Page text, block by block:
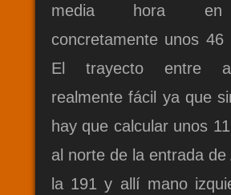
media hora en
concretamente unos 46
El trayecto entre
realmente fácil ya que
hay que calcular unos
al norte de la entrada de
la 191 y allí mano